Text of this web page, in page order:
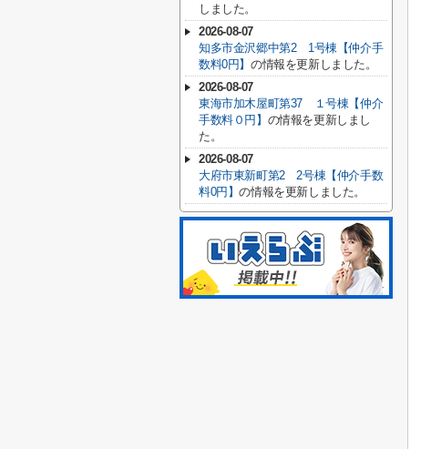
しました。
2026-08-07
知多市金沢郷中第2 1号棟【仲介手
数料0円】の情報を更新しました。
2026-08-07
東海市加木屋町第37 １号棟【仲介
手数料０円】 の情報を更新しまし
た。
2026-08-07
大府市東新町第2 2号棟【仲介手数
料0円】の情報を更新しました。